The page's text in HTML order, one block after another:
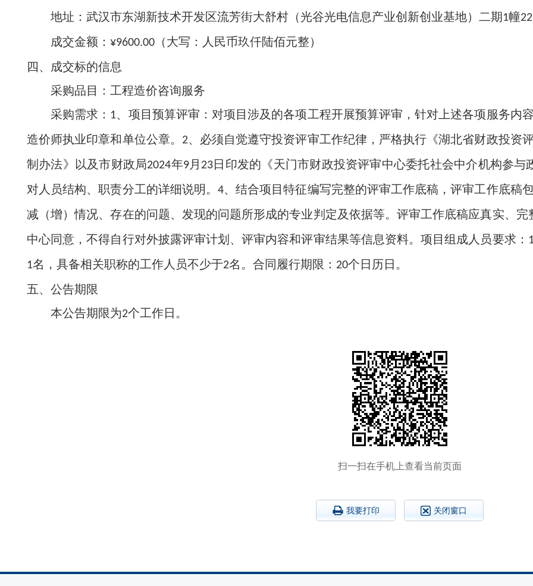
地址：武汉市东湖新技术开发区流芳街大舒村（光谷光电信息产业创新创业基地）二期 1幢22
成交金额： ¥9600.00 （大写：人民币玖仟陆佰元整）
四、成交标的信息
采购品目：工程造价咨询服务
采购需求： 1、项目预算评审：对项目涉及的各项工程开展预算评审，针对上述各项服务内
造价师执业印章和单位公章。
2、必须自觉遵守投资评审工作纪律，严格执行《湖北省财政投资
制办法》以及市财政局2024年9月 23 日印发的《天门市财政投资评审中心委托社会中介机构参与
对人员结构、职责分工的详细说明。4、结合项目特征编写完整的评审工作底稿，评审工作底稿
减（增）情况、存在的问题、发现的问题所形成的专业判定及依据等。评审工作底稿应真实、完
中心同意，不得自行对外披露评审计划、评审内容和评审结果等信息资料。项目组成人员要求：
1名，具备相关职称的工作人员不少于2名。合同履行期限： 20个日历日。
五、公告期限
本公告期限为2个工作日。
扫一扫在手机上查看当前页面
我要打印 关闭窗口